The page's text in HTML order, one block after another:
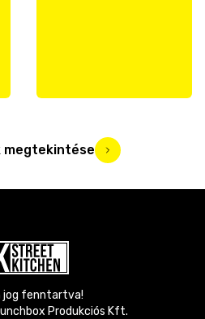
megtekintése
jog fenntartva!
Produkciós Kft.